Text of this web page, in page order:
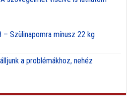
Szülinapomra mínusz 22 kg
a problémákhoz, nehéz